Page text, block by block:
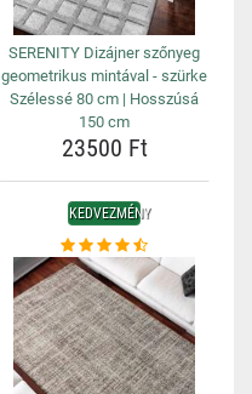
SERENITY Dizájner szőnyeg
geometrikus mintával - szürke
Szélessé 80 cm | Hosszúsá
150 cm
23500 Ft
KEDVEZMÉNY